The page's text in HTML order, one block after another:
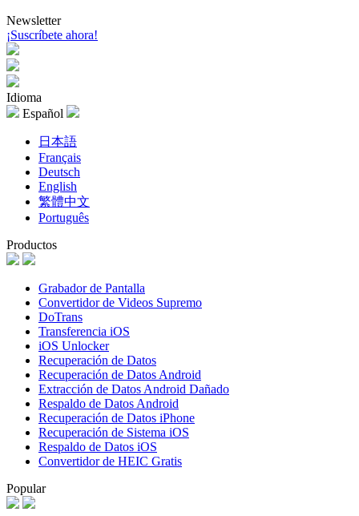
Newsletter
¡Suscríbete ahora!
Idioma
Español
日本語
Français
Deutsch
English
繁體中文
Português
Productos
Grabador de Pantalla
Convertidor de Videos Supremo
DoTrans
Transferencia iOS
iOS Unlocker
Recuperación de Datos
Recuperación de Datos Android
Extracción de Datos Android Dañado
Respaldo de Datos Android
Recuperación de Datos iPhone
Recuperación de Sistema iOS
Respaldo de Datos iOS
Convertidor de HEIC Gratis
Popular